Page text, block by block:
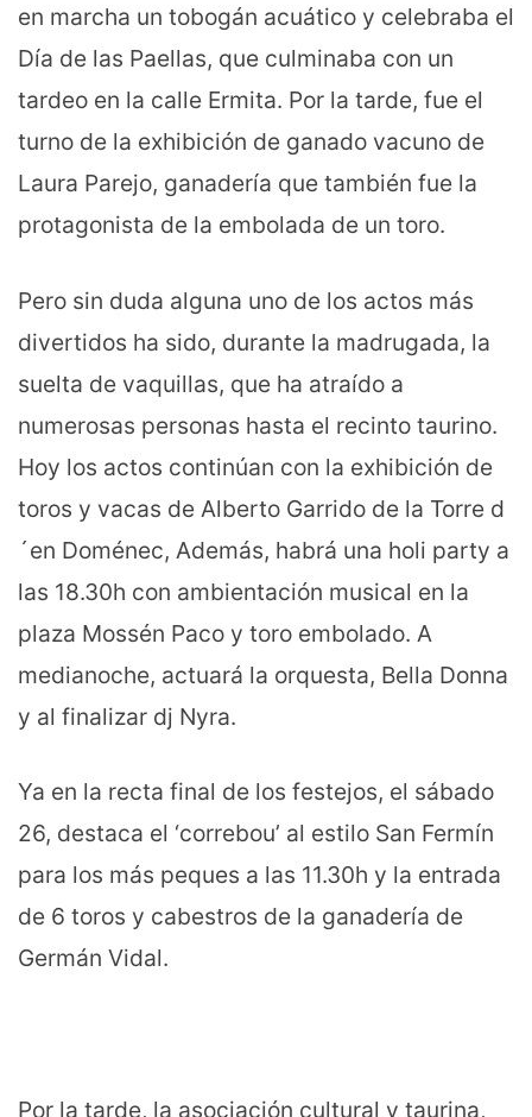
en marcha un tobogán acuático y celebraba el
Día de las Paellas, que culminaba con un
tardeo en la calle Ermita. Por la tarde, fue el
turno de la exhibición de ganado vacuno de
Laura Parejo, ganadería que también fue la
protagonista de la embolada de un toro.
Pero sin duda alguna uno de los actos más
divertidos ha sido, durante la madrugada, la
suelta de vaquillas, que ha atraído a
numerosas personas hasta el recinto taurino.
Hoy los actos continúan con la exhibición de
toros y vacas de Alberto Garrido de la Torre d
´en Doménec, Además, habrá una holi party a
las 18.30h con ambientación musical en la
plaza Mossén Paco y toro embolado. A
medianoche, actuará la orquesta, Bella Donna
y al finalizar dj Nyra.
Ya en la recta final de los festejos, el sábado
26, destaca el ‘correbou’ al estilo San Fermín
para los más peques a las 11.30h y la entrada
de 6 toros y cabestros de la ganadería de
Germán Vidal.
Por la tarde, la asociación cultural y taurina,